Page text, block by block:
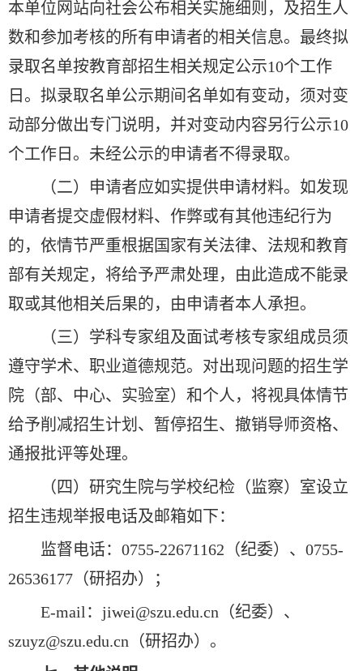
本单位网站向社会公布相关实施细则，及招生人
数和参加考核的所有申请者的相关信息。最终拟
录取名单按教育部招生相关规定公示10个工作
日。拟录取名单公示期间名单如有变动，须对变
动部分做出专门说明，并对变动内容另行公示10
个工作日。未经公示的申请者不得录取。
（二）申请者应如实提供申请材料。如发现
申请者提交虚假材料、作弊或有其他违纪行为
的，依情节严重根据国家有关法律、法规和教育
部有关规定，将给予严肃处理，由此造成不能录
取或其他相关后果的，由申请者本人承担。
（三）学科专家组及面试考核专家组成员须
遵守学术、职业道德规范。对出现问题的招生学
院（部、中心、实验室）和个人，将视具体情节
给予削减招生计划、暂停招生、撤销导师资格、
通报批评等处理。
（四）研究生院与学校纪检（监察）室设立
招生违规举报电话及邮箱如下：
监督电话：0755-22671162（纪委）、0755-
26536177（研招办）；
E-mail：jiwei@szu.edu.cn（纪委）、
szuyz@szu.edu.cn（研招办）。